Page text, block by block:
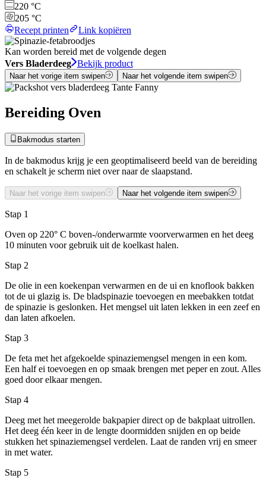
220 °C
205 °C
Recept printen
Link kopiëren
Kan worden bereid met de volgende degen
Vers Bladerdeeg Bekijk product
Naar het vorige item swipen Naar het volgende item swipen
Bereiding Oven
Bakmodus starten
In de bakmodus krijg je een geoptimaliseerd beeld van de bereiding
en schakelt je scherm niet over naar de slaapstand.
Naar het vorige item swipen Naar het volgende item swipen
Stap 1
Oven op 220° C boven-/onderwarmte voorverwarmen en het deeg
10 minuten voor gebruik uit de koelkast halen.
Stap 2
De olie in een koekenpan verwarmen en de ui en knoflook bakken
tot de ui glazig is. De bladspinazie toevoegen en meebakken totdat
de spinazie is geslonken. Het mengsel uit laten lekken in een zeef en
dan laten afkoelen.
Stap 3
De feta met het afgekoelde spinaziemengsel mengen in een kom.
Een half ei toevoegen en op smaak brengen met peper en zout. Alles
goed door elkaar mengen.
Stap 4
Deeg met het meegerolde bakpapier direct op de bakplaat uitrollen.
Het deeg één keer in de lengte doormidden snijden en op beide
stukken het spinaziemengsel verdelen. Laat de randen vrij en smeer
in met water.
Stap 5